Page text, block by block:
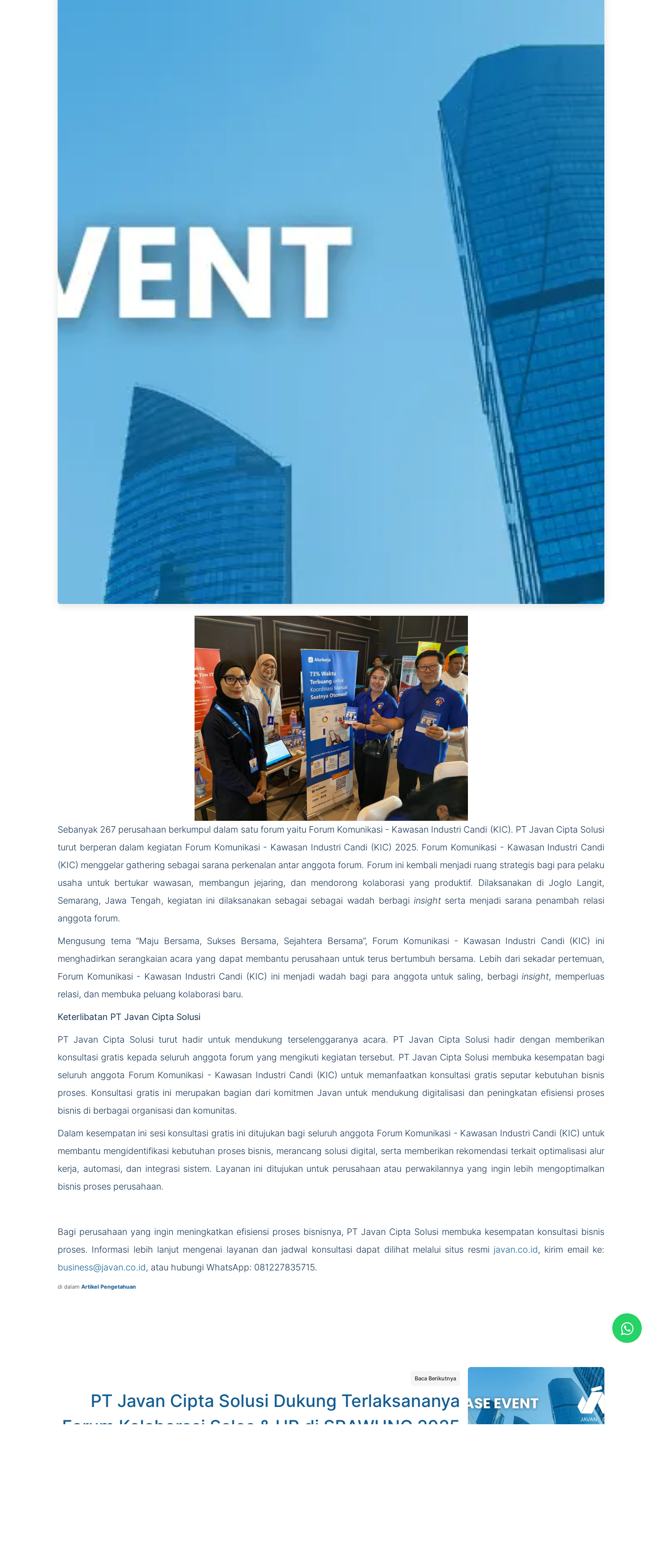
Sebanyak 267 perusahaan berkumpul dalam satu forum yaitu Forum Komunikasi - Kawasan Industri Candi (KIC). PT Javan Cipta Solusi
turut berperan dalam kegiatan Forum Komunikasi - Kawasan Industri Candi (KIC) 2025. Forum Komunikasi - Kawasan Industri Candi
(KIC) menggelar gathering sebagai sarana perkenalan antar anggota forum. Forum ini kembali menjadi ruang strategis bagi para pelaku
usaha untuk bertukar wawasan, membangun jejaring, dan mendorong kolaborasi yang produktif. Dilaksanakan di Joglo Langit,
Semarang, Jawa Tengah, kegiatan ini dilaksanakan sebagai sebagai wadah berbagi insightserta menjadi sarana penambah relasi
anggota forum.
Mengusung tema “Maju Bersama, Sukses Bersama, Sejahtera Bersama”, Forum Komunikasi - Kawasan Industri Candi (KIC) ini
menghadirkan serangkaian acara yang dapat membantu perusahaan untuk terus bertumbuh bersama. Lebih dari sekadar pertemuan,
Forum Komunikasi - Kawasan Industri Candi (KIC) ini menjadi wadah bagi para anggota untuk saling, berbagi insight, memperluas
relasi, dan membuka peluang kolaborasi baru.
Keterlibatan PT Javan Cipta Solusi
PT Javan Cipta Solusi turut hadir untuk mendukung terselenggaranya acara. PT Javan Cipta Solusi hadir dengan memberikan
konsultasi gratis kepada seluruh anggota forum yang mengikuti kegiatan tersebut. PT Javan Cipta Solusi membuka kesempatan bagi
seluruh anggota Forum Komunikasi - Kawasan Industri Candi (KIC) untuk memanfaatkan konsultasi gratis seputar kebutuhan bisnis
proses. Konsultasi gratis ini merupakan bagian dari komitmen Javan untuk mendukung digitalisasi dan peningkatan efisiensi proses
bisnis di berbagai organisasi dan komunitas.
Dalam kesempatan ini sesi konsultasi gratis ini ditujukan bagi seluruh anggota Forum Komunikasi - Kawasan Industri Candi (KIC) untuk
membantu mengidentifikasi kebutuhan proses bisnis, merancang solusi digital, serta memberikan rekomendasi terkait optimalisasi alur
kerja, automasi, dan integrasi sistem. Layanan ini ditujukan untuk perusahaan atau perwakilannya yang ingin lebih mengoptimalkan
bisnis proses perusahaan.
Bagi perusahaan yang ingin meningkatkan efisiensi proses bisnisnya, PT Javan Cipta Solusi membuka kesempatan konsultasi bisnis
proses. Informasi lebih lanjut mengenai layanan dan jadwal konsultasi dapat dilihat melalui situs resmi javan.co.id, kirim email ke:
business@javan.co.id, atau hubungi WhatsApp: 081227835715.
di dalam Artikel Pengetahuan
Baca Berikutnya
PT Javan Cipta Solusi Dukung Terlaksananya
Forum Kolaborasi Sales & HR di SRAWUNG 2025